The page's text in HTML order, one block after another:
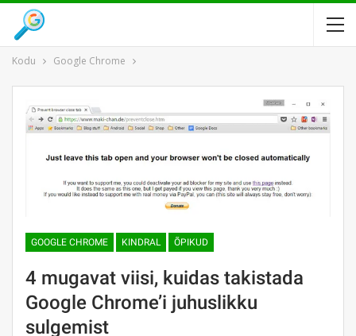
Kodu Google Chrome
GOOGLE CHROME KINDRAL ÕPIKUD
4 mugavat viisi, kuidas takistada
Google Chrome’i juhuslikku
sulgemist